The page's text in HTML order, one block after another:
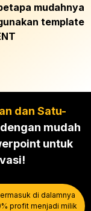
mudahnya
template
dan Satu-
dengan mudah
untuk
di dalamnya
profit menjadi milik